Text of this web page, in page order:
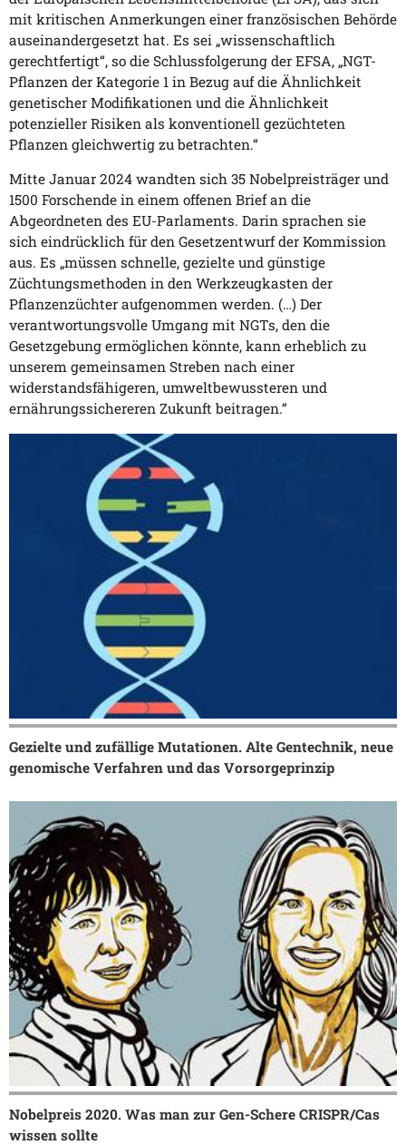
mit kritischen Anmerkungen einer französischen Behörde
auseinandergesetzt hat. Es sei „wissenschaftlich
gerechtfertigt“, so die Schlussfolgerung der EFSA, „NGT-
Pflanzen der Kategorie 1 in Bezug auf die Ähnlichkeit
genetischer Modifikationen und die Ähnlichkeit
potenzieller Risiken als konventionell gezüchteten
Pflanzen gleichwertig zu betrachten.“
Mitte Januar 2024 wandten sich 35 Nobelpreisträger und
1500 Forschende in einem offenen Brief an die
Abgeordneten des EU-Parlaments. Darin sprachen sie
sich eindrücklich für den Gesetzentwurf der Kommission
aus. Es „müssen schnelle, gezielte und günstige
Züchtungsmethoden in den Werkzeugkasten der
Pflanzenzüchter aufgenommen werden. (…) Der
verantwortungsvolle Umgang mit NGTs, den die
Gesetzgebung ermöglichen könnte, kann erheblich zu
unserem gemeinsamen Streben nach einer
widerstandsfähigeren, umweltbewussteren und
ernährungssichereren Zukunft beitragen.“
Gezielte und zufällige Mutationen. Alte Gentechnik, neue
genomische Verfahren und das Vorsorgeprinzip
Nobelpreis 2020. Was man zur Gen-Schere CRISPR/Cas
wissen sollte